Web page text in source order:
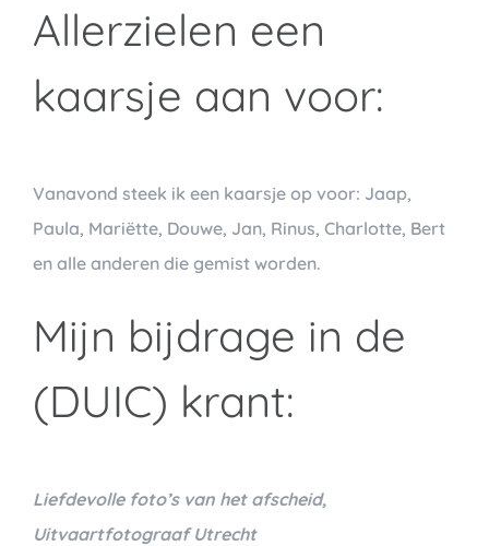
Allerzielen een
kaarsje aan voor:
Vanavond steek ik een kaarsje op voor: Jaap,
Paula, Mariëtte, Douwe, Jan, Rinus, Charlotte, Bert
en alle anderen die gemist worden.
Mijn bijdrage in de
(DUIC) krant:
Liefdevolle foto’s van het afscheid,
Uitvaartfotograaf Utrecht